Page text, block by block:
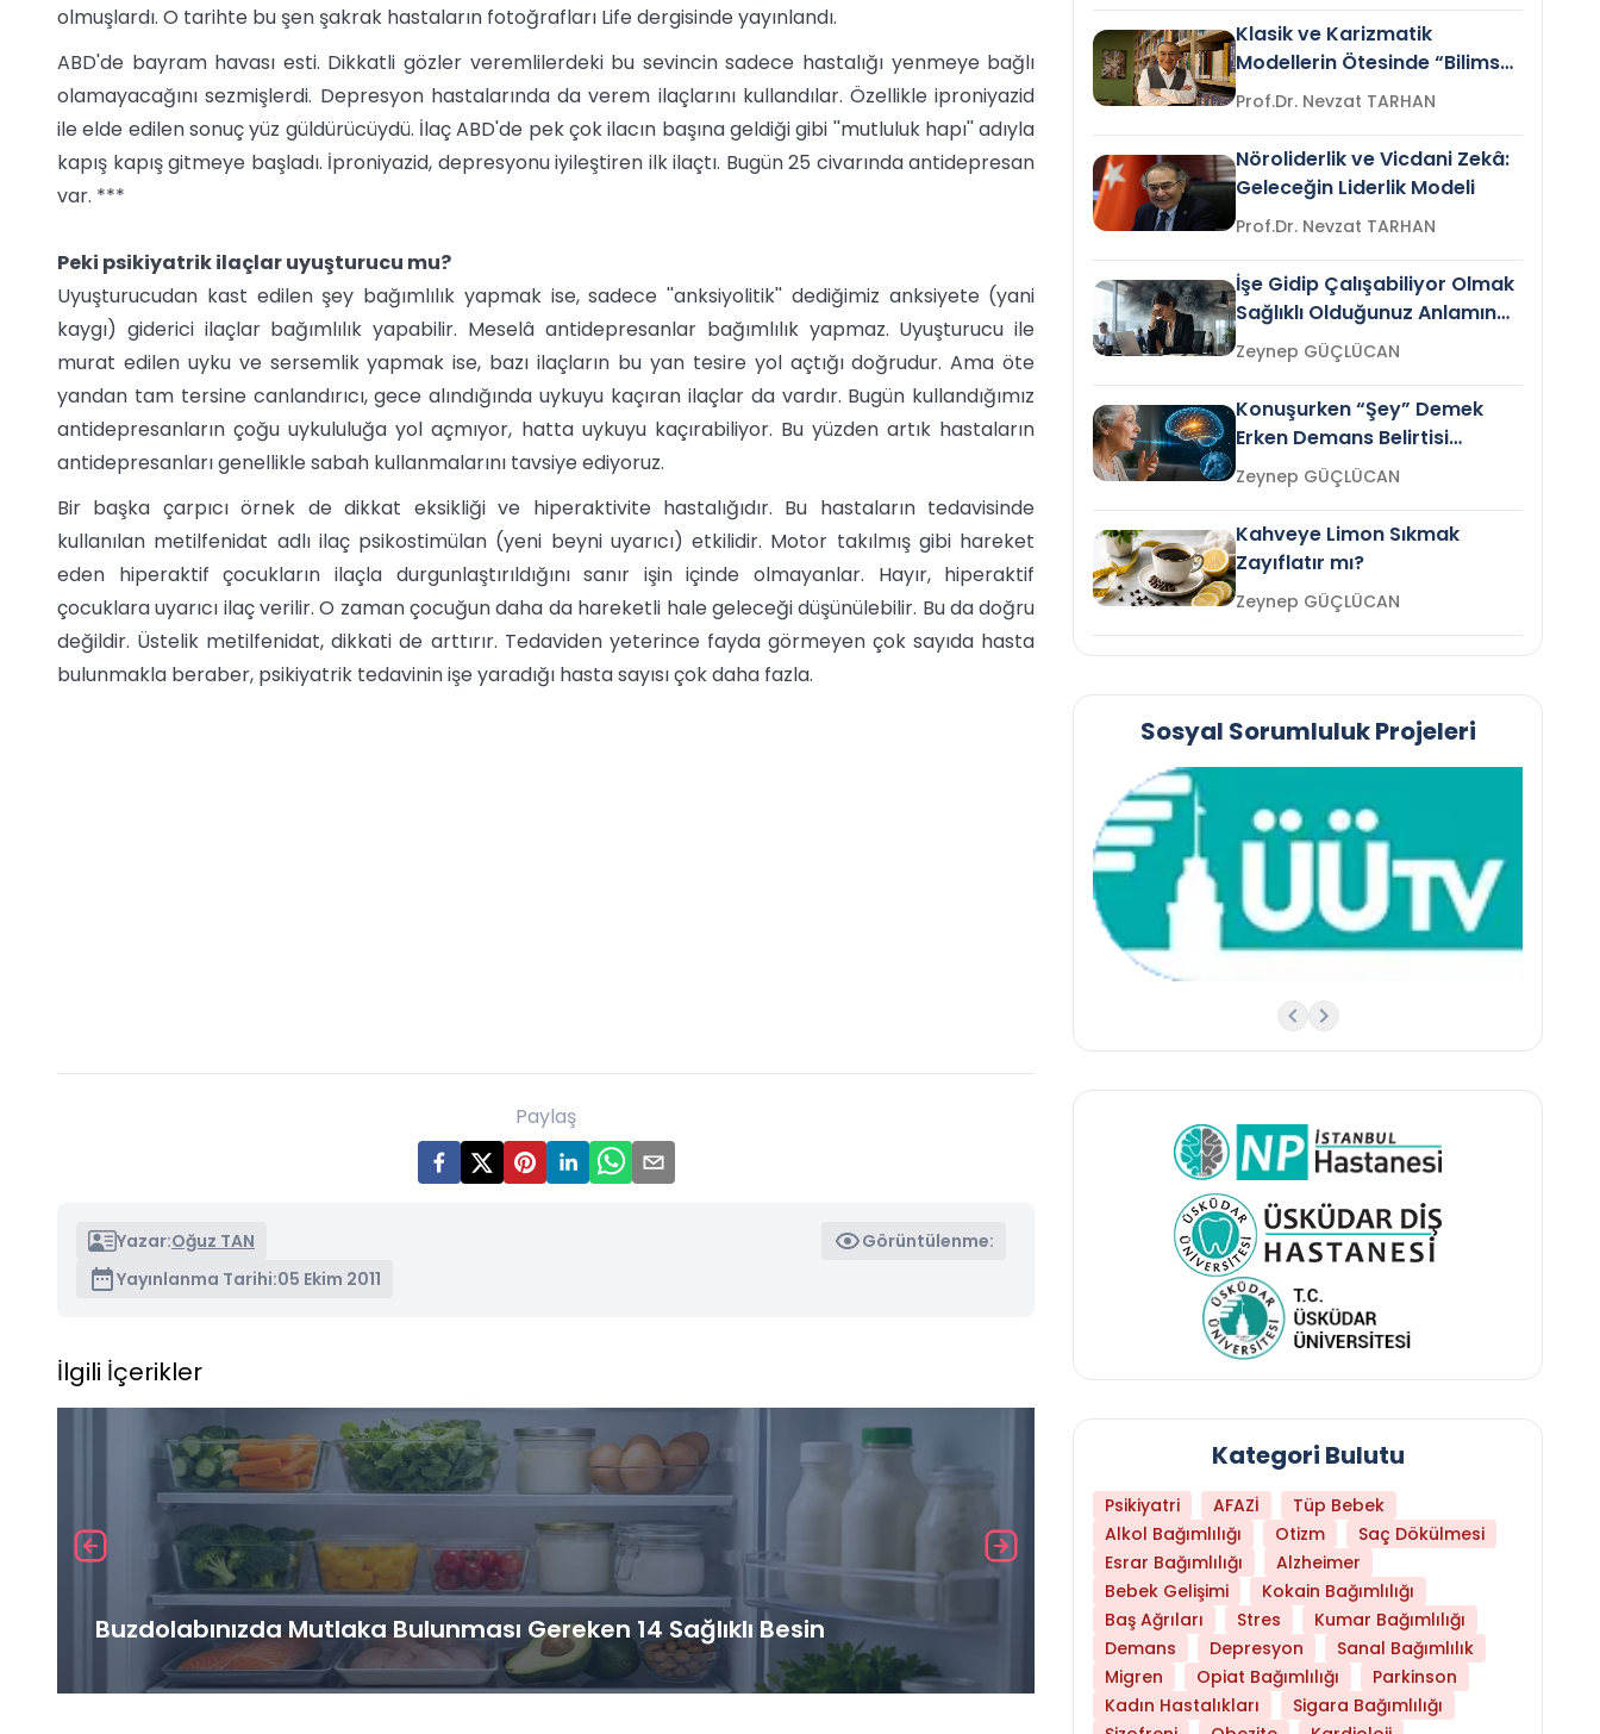
olmuşlardı. O tarihte bu şen şakrak hastaların fotoğrafları Life dergisinde yayınlandı.
ABD'de bayram havası esti. Dikkatli gözler veremlilerdeki bu sevincin sadece hastalığı yenmeye bağlı
olamayacağını sezmişlerdi. Depresyon hastalarında da verem ilaçlarını kullandılar. Özellikle iproniyazid
ile elde edilen sonuç yüz güldürücüydü. İlaç ABD'de pek çok ilacın başına geldiği gibi ''mutluluk hapı'' adıyla
kapış kapış gitmeye başladı. İproniyazid, depresyonu iyileştiren ilk ilaçtı. Bugün 25 civarında antidepresan
var. ***
Peki psikiyatrik ilaçlar uyuşturucu mu?
Uyuşturucudan kast edilen şey bağımlılık yapmak ise, sadece ''anksiyolitik'' dediğimiz anksiyete (yani
kaygı) giderici ilaçlar bağımlılık yapabilir. Meselâ antidepresanlar bağımlılık yapmaz. Uyuşturucu ile
murat edilen uyku ve sersemlik yapmak ise, bazı ilaçların bu yan tesire yol açtığı doğrudur. Ama öte
yandan tam tersine canlandırıcı, gece alındığında uykuyu kaçıran ilaçlar da vardır. Bugün kullandığımız
antidepresanların çoğu uykululuğa yol açmıyor, hatta uykuyu kaçırabiliyor. Bu yüzden artık hastaların
antidepresanları genellikle sabah kullanmalarını tavsiye ediyoruz.
Bir başka çarpıcı örnek de dikkat eksikliği ve hiperaktivite hastalığıdır. Bu hastaların tedavisinde
kullanılan metilfenidat adlı ilaç psikostimülan (yeni beyni uyarıcı) etkilidir. Motor takılmış gibi hareket
eden hiperaktif çocukların ilaçla durgunlaştırıldığını sanır işin içinde olmayanlar. Hayır, hiperaktif
çocuklara uyarıcı ilaç verilir. O zaman çocuğun daha da hareketli hale geleceği düşünülebilir. Bu da doğru
değildir. Üstelik metilfenidat, dikkati de arttırır. Tedaviden yeterince fayda görmeyen çok sayıda hasta
bulunmakla beraber, psikiyatrik tedavinin işe yaradığı hasta sayısı çok daha fazla.
Paylaş
Yazar:Oğuz TAN
Görüntülenme:
Yayınlanma Tarihi:05 Ekim 2011
İlgili İçerikler
Buzdolabınızda Mutlaka Bulunması Gereken 14 Sağlıklı Besin Hangi Yaşta Hangi Testi Yaptırmanız
Klasik ve Karizmatik
Modellerin Ötesinde “Bilimsel
Liderlik”
Prof.Dr. Nevzat TARHAN
Nöroliderlik ve Vicdani Zekâ:
Geleceğin Liderlik Modeli
Prof.Dr. Nevzat TARHAN
İşe Gidip Çalışabiliyor Olmak
Sağlıklı Olduğunuz Anlamına
Gelir mi?Zeynep GÜÇLÜCAN
Konuşurken “Şey” Demek
Erken Demans Belirtisi
Olabilir mi?Zeynep GÜÇLÜCAN
Kahveye Limon Sıkmak
Zayıflatır mı?
Zeynep GÜÇLÜCAN
Sosyal Sorumluluk Projeleri
Kategori Bulutu
Psikiyatri AFAZİ
Tüp Bebek
Alkol Bağımlılığı
Otizm
Saç Dökülmesi
Esrar Bağımlılığı
Alzheimer
Bebek Gelişimi
Kokain Bağımlılığı
Baş Ağrıları
Stres
Kumar Bağımlılığı
Demans
Depresyon
Sanal Bağımlılık
Migren
Opiat Bağımlılığı
Parkinson
Kadın Hastalıkları
Sigara Bağımlılığı